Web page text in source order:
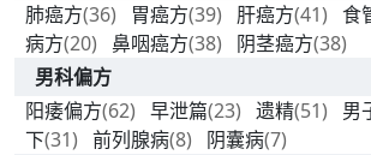
肺癌方(36) 胃癌方(39) 肝癌方(41) 食
病方(20) 鼻咽癌方(38) 阴茎癌方(38)
男科偏方
阳痿偏方(62) 早泄篇(23) 遗精(51) 男
下(31) 前列腺病(8) 阴囊病(7)